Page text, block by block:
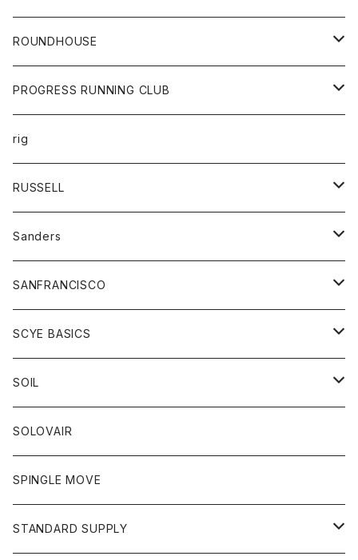
カーディガン
ニット
ベスト
ショートパンツ
パンツ
レディース
カットソー
コート
ボトム
ワンピース
ボトム
ROUNDHOUSE
エプロン
キッズ
オーバーオール
ボトム
ペインターパンツ
PROGRESS RUNNING CLUB
トップス
Tシャツ
グッズ
帽子
rig
RUSSELL
アウター
コート
パーカー
スカート
Tシャツ
トップス
Tシャツ
トレーナー
ボトム
ショートパンツ
スカート
レディース
スカート
アクセサリー
Sanders
グッズ
靴
SANFRANCISCO
アウター
カーディガン
コート
グッズ
ネクタイ
グローブ
アクセサリー
トップス
カットソー
ボトム
SCYE BASICS
ボトム
ジーンズ
チノパン
トップス
ポロシャツ
ベスト
靴
SOIL
靴
ワンピース
トップス
SOLOVAIR
SPINGLE MOVE
STANDARD SUPPLY